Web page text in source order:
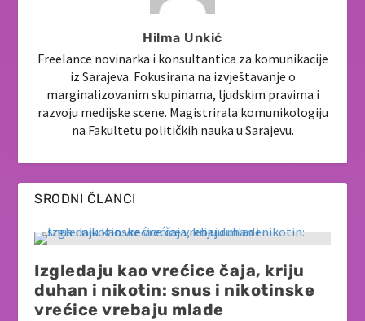
Hilma Unkić
Freelance novinarka i konsultantica za komunikacije
iz Sarajeva. Fokusirana na izvještavanje o
marginalizovanim skupinama, ljudskim pravima i
razvoju medijske scene. Magistrirala komunikologiju
na Fakultetu političkih nauka u Sarajevu.
SRODNI ČLANCI
Izgledaju kao vrećice čaja, kriju
duhan i nikotin: snus i nikotinske
vrećice vrebaju mlade